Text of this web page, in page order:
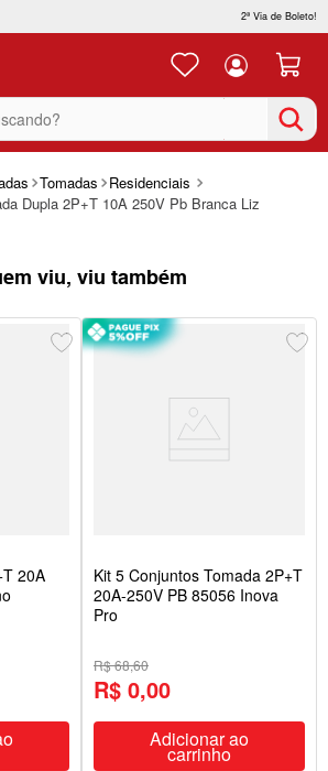
2ª Via de Boleto!
Tomadas
Residenciais
Dupla 2P+T 10A 250V Pb Branca Liz
viu, viu também
20A
Kit 5 Conjuntos Tomada 2P+T
20A-250V PB 85056 Inova
Pro
R$ 68,60
R$ 0,00
Adicionar ao
carrinho